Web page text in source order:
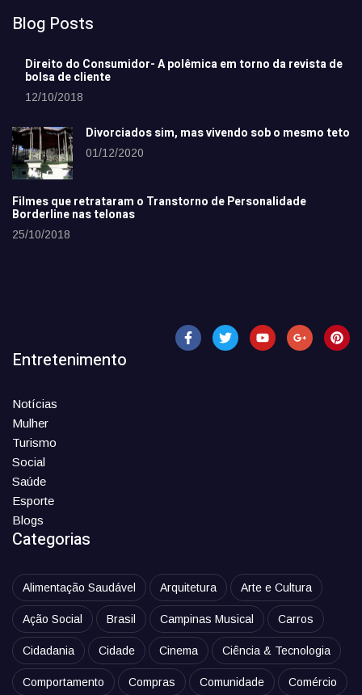
Blog Posts
Direito do Consumidor- A polêmica em torno da revista de
bolsa de cliente
12/10/2018
Divorciados sim, mas vivendo sob o mesmo teto
01/12/2020
Filmes que retrataram o Transtorno de Personalidade
Borderline nas telonas
25/10/2018
Entretenimento
Notícias
Mulher
Turismo
Social
Saúde
Esporte
Blogs
Categorias
Alimentação Saudável Arquitetura Arte e Cultura
Ação Social Brasil Campinas Musical Carros
Cidadania Cidade Cinema Ciência & Tecnologia
Comportamento Compras Comunidade Comércio